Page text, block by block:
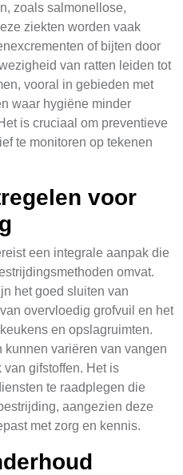
zoals salmonellose,
ziekten worden vaak
of bijten door
van ratten leiden tot
vooral in gebieden met
waar hygiëne minder
is cruciaal om preventieve
te monitoren op tekenen
voor
een integrale aanpak die
omvat.
het goed sluiten van
overvloedig grofvuil en het
en opslagruimten.
variëren van vangen
gifstoffen. Het is
te raadplegen die
aangezien deze
met zorg en kennis.